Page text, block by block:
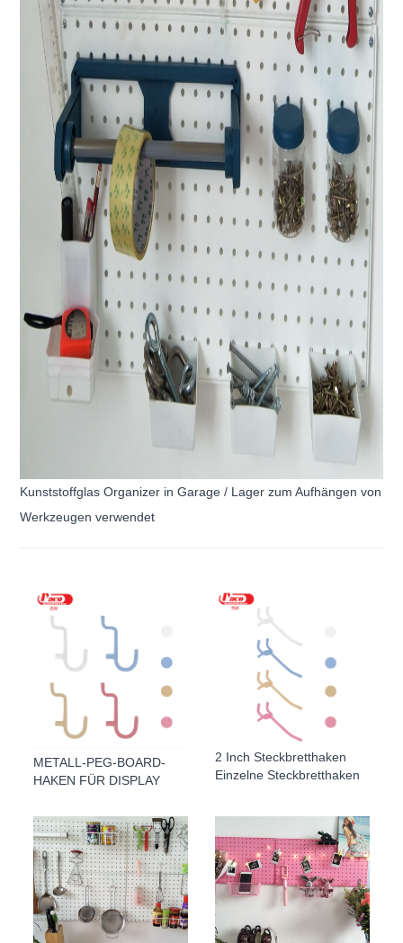
Kunststoffglas Organizer in Garage / Lager zum Aufhängen von
Werkzeugen verwendet
METALL-PEG-BOARD-
HAKEN FÜR DISPLAY
2 Inch Steckbretthaken
Einzelne Steckbretthaken